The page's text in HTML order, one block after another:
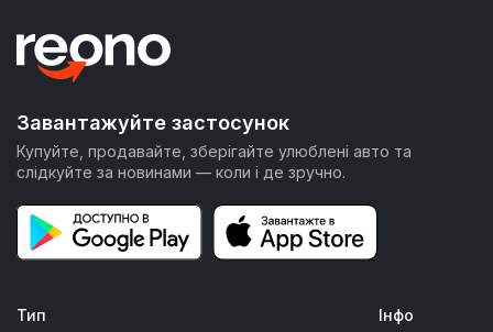
Завантажуйте застосунок
Купуйте, продавайте, зберігайте улюблені авто та
слідкуйте за новинами — коли і де зручно.
Тип Інфо